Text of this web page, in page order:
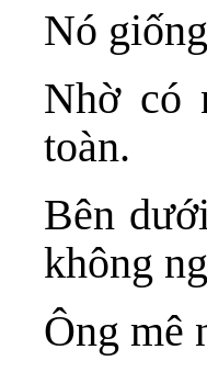
Nó
Nhờ có
toàn.
Bên
không
Ông mê